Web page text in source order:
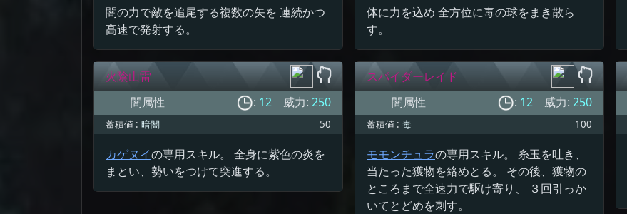
闇の力で敵を追尾する複数の矢を 連続かつ
高速で発射する。
体に力を込め 全方位に毒の球をまき散ら
す。
火陰山雷
闇属性
: 12 威力: 250
蓄積値 : 暗闇 50
カゲヌイの専用スキル。 全身に紫色の炎を
まとい、勢いをつけて突進する。
スパイダーレイド
闇属性
: 12 威力: 250
蓄積値 : 毒 100
モモンチュラの専用スキル。 糸玉を吐き、
当たった獲物を絡めとる。 その後、獲物の
ところまで全速力で駆け寄り、 ３回引っか
いてとどめを刺す。